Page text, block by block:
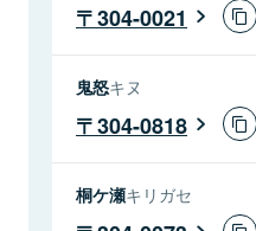
304-0021
鬼怒キヌ
304-0818
桐ケ瀬キリガセ